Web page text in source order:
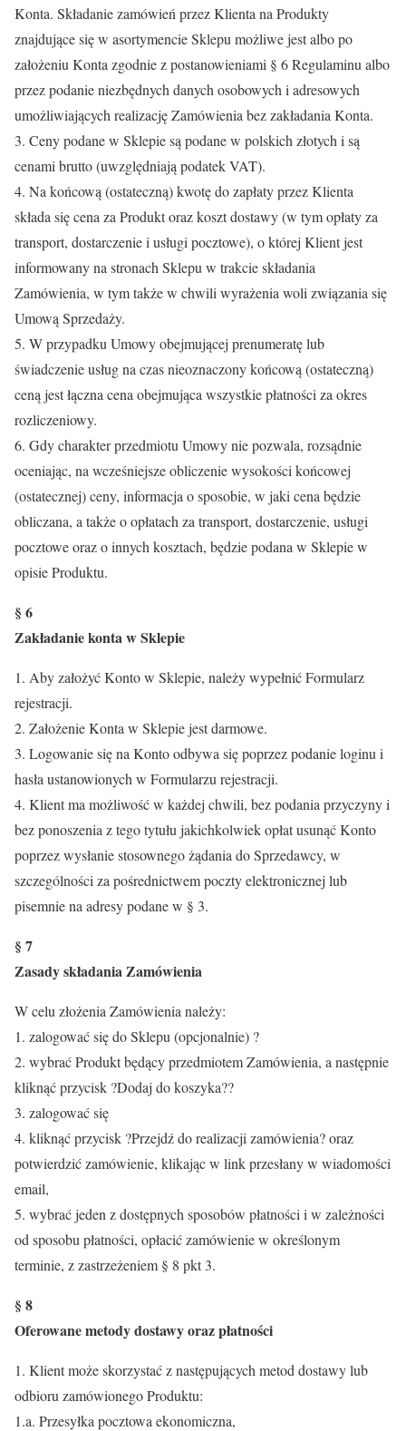
Konta. Składanie zamówień przez Klienta na Produkty
znajdujące się w asortymencie Sklepu możliwe jest albo po
założeniu Konta zgodnie z postanowieniami § 6 Regulaminu albo
przez podanie niezbędnych danych osobowych i adresowych
umożliwiających realizację Zamówienia bez zakładania Konta.
3. Ceny podane w Sklepie są podane w polskich złotych i są
cenami brutto (uwzględniają podatek VAT).
4. Na końcową (ostateczną) kwotę do zapłaty przez Klienta
składa się cena za Produkt oraz koszt dostawy (w tym opłaty za
transport, dostarczenie i usługi pocztowe), o której Klient jest
informowany na stronach Sklepu w trakcie składania
Zamówienia, w tym także w chwili wyrażenia woli związania się
Umową Sprzedaży.
5. W przypadku Umowy obejmującej prenumeratę lub
świadczenie usług na czas nieoznaczony końcową (ostateczną)
ceną jest łączna cena obejmująca wszystkie płatności za okres
rozliczeniowy.
6. Gdy charakter przedmiotu Umowy nie pozwala, rozsądnie
oceniając, na wcześniejsze obliczenie wysokości końcowej
(ostatecznej) ceny, informacja o sposobie, w jaki cena będzie
obliczana, a także o opłatach za transport, dostarczenie, usługi
pocztowe oraz o innych kosztach, będzie podana w Sklepie w
opisie Produktu.
§ 6
Zakładanie konta w Sklepie
1. Aby założyć Konto w Sklepie, należy wypełnić Formularz
rejestracji.
2. Założenie Konta w Sklepie jest darmowe.
3. Logowanie się na Konto odbywa się poprzez podanie loginu i
hasła ustanowionych w Formularzu rejestracji.
4. Klient ma możliwość w każdej chwili, bez podania przyczyny i
bez ponoszenia z tego tytułu jakichkolwiek opłat usunąć Konto
poprzez wysłanie stosownego żądania do Sprzedawcy, w
szczególności za pośrednictwem poczty elektronicznej lub
pisemnie na adresy podane w § 3.
§ 7
Zasady składania Zamówienia
W celu złożenia Zamówienia należy:
1. zalogować się do Sklepu (opcjonalnie) ?
2. wybrać Produkt będący przedmiotem Zamówienia, a następnie
kliknąć przycisk ?Dodaj do koszyka??
3. zalogować się
4. kliknąć przycisk ?Przejdź do realizacji zamówienia? oraz
potwierdzić zamówienie, klikając w link przesłany w wiadomości
email,
5. wybrać jeden z dostępnych sposobów płatności i w zależności
od sposobu płatności, opłacić zamówienie w określonym
terminie, z zastrzeżeniem § 8 pkt 3.
§ 8
Oferowane metody dostawy oraz płatności
1. Klient może skorzystać z następujących metod dostawy lub
odbioru zamówionego Produktu:
1.a. Przesyłka pocztowa ekonomiczna,